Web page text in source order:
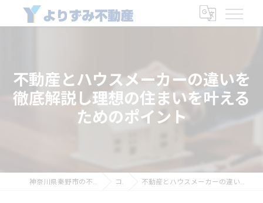
不動産とハウスメーカーの違いを
徹底解説し理想の住まいを叶える
ためのポイント
神奈川県秦野市の不動産なら有限会社よりずみ商会 コラム 不動産とハウスメーカーの違いを徹底解説し理想の住まいを叶えるためのポイント